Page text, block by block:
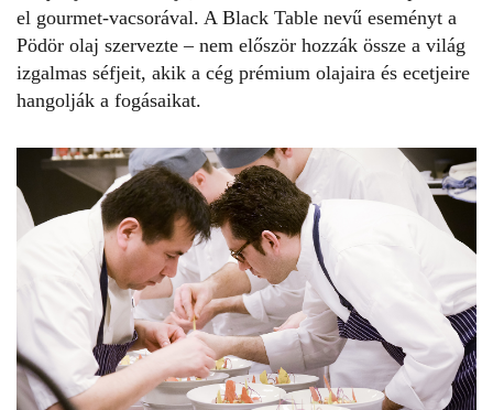
el gourmet-vacsorával. A Black Table nevű eseményt a
Pödör olaj szervezte – nem először hozzák össze a világ
izgalmas séfjeit, akik a cég prémium olajaira és ecetjeire
hangolják a fogásaikat.